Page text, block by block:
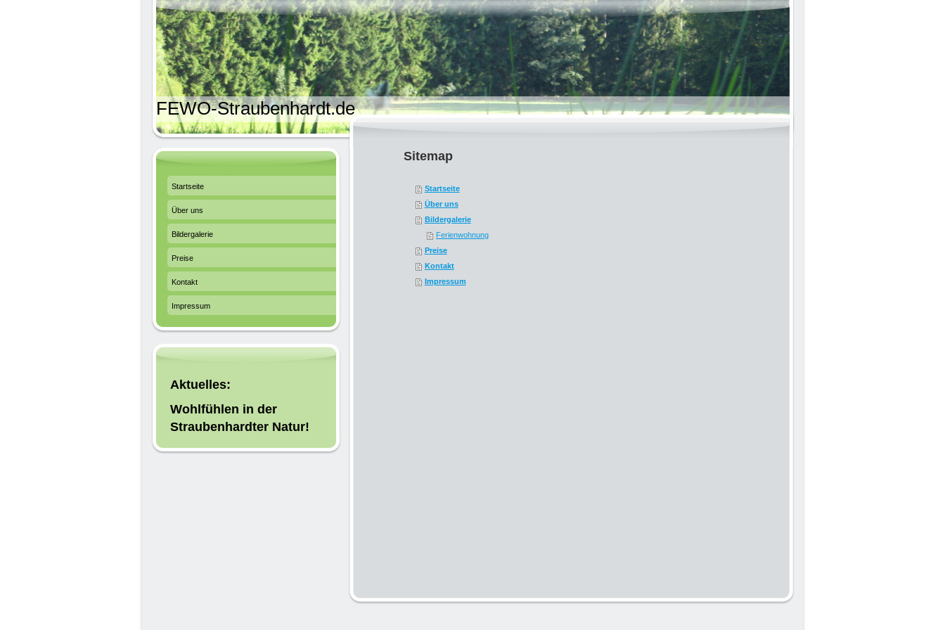
FEWO-Straubenhardt.de
Sitemap
Startseite
Über uns
Bildergalerie
Ferienwohnung
Preise
Kontakt
Impressum
Startseite
Über uns
Bildergalerie
Preise
Kontakt
Impressum
Aktuelles:
Wohlfühlen in der
Straubenhardter Natur!